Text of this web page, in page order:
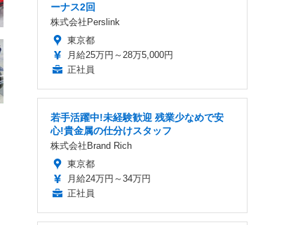
ーナス2回
株式会社Perslink
東京都
月給25万円～28万5,000円
正社員
若手活躍中!未経験歓迎 残業少なめで安
心!貴金属の仕分けスタッフ
株式会社Brand Rich
東京都
月給24万円～34万円
正社員